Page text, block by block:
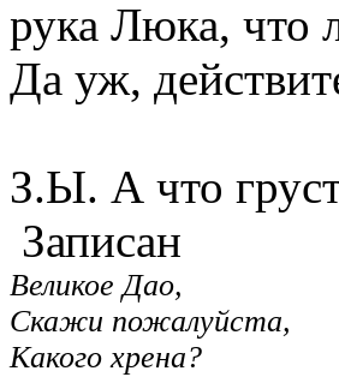
рука Люка, что
Да уж,
З.Ы. А что
Записан
Великое Дао,
Скажи пожалуйста,
Какого хрена?